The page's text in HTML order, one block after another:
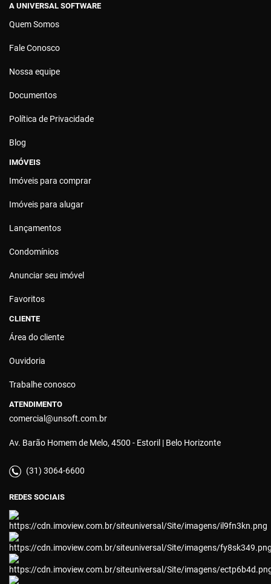
A UNIVERSAL SOFTWARE
Quem Somos
Fale Conosco
Nossa equipe
Documentos
Política de Privacidade
Blog
IMÓVEIS
Imóveis para comprar
Imóveis para alugar
Lançamentos
Condomínios
Anunciar seu imóvel
Favoritos
CLIENTE
Área do cliente
Ouvidoria
Trabalhe conosco
ATENDIMENTO
comercial@unsoft.com.br
Av. Barão Homem de Melo, 4500 - Estoril | Belo Horizonte
(31) 3064-6600
REDES SOCIAIS